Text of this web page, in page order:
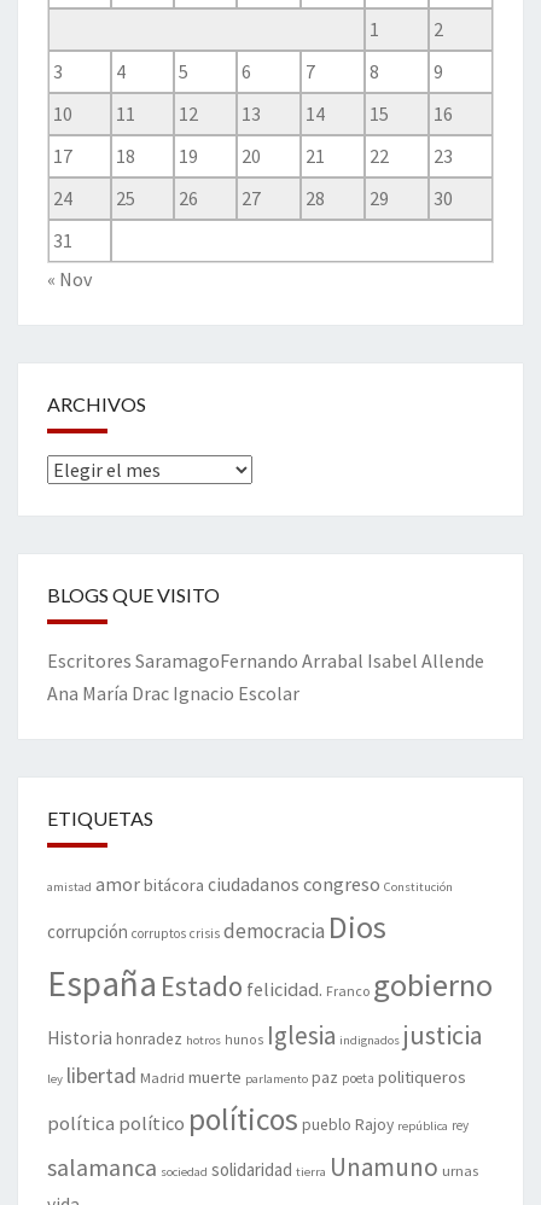
1
2
3
4 5 6 7 8
9
10
11 12 13 14 15
16
17
18 19 20 21 22
23
24
25 26 27 28 29
30
31
« Nov
ARCHIVOS
Archivos
BLOGS QUE VISITO
Escritores SaramagoFernando Arrabal Isabel Allende
Ana María Drac Ignacio Escolar
ETIQUETAS
amistad amorbitácora ciudadanos congreso Constitución
corrupción corruptos crisis democracia Dios
España Estado felicidad. Franco gobierno
Historia honradez hotros hunos Iglesia indignados justicia
ley libertad Madrid muerte parlamento paz poeta politiqueros
política político políticos pueblo Rajoy república rey
salamanca sociedad solidaridad tierra Unamuno urnas